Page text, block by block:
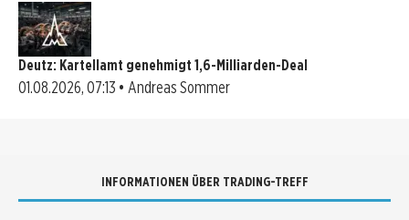
Deutz: Kartellamt genehmigt 1,6-Milliarden-Deal
01.08.2026, 07:13 • Andreas Sommer
INFORMATIONEN ÜBER TRADING-TREFF